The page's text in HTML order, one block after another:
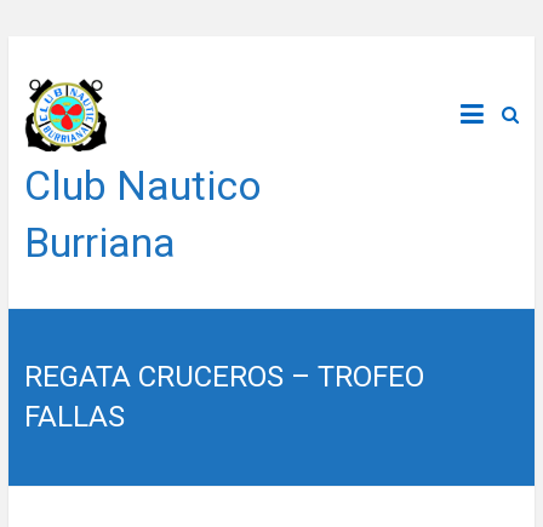
contenido
Club Nautico
Burriana
REGATA CRUCEROS – TROFEO
FALLAS